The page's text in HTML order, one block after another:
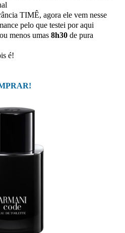
TIMÊ, agora ele vem nesse
pelo que testei por aqui
menos umas 8h30 de pura
é!